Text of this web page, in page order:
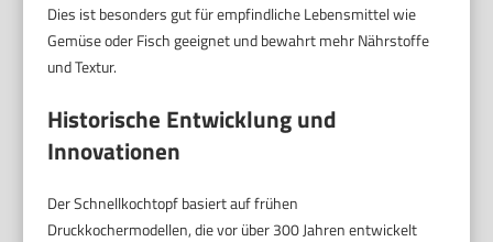
Dies ist besonders gut für empfindliche Lebensmittel wie
Gemüse oder Fisch geeignet und bewahrt mehr Nährstoffe
und Textur.
Historische Entwicklung und
Innovationen
Der Schnellkochtopf basiert auf frühen
Druckkochermodellen, die vor über 300 Jahren entwickelt